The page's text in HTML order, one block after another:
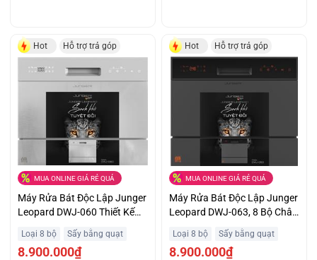
Hot Hỗ trợ trả góp
MUA ONLINE GIÁ RẺ QUÁ
Máy Rửa Bát Độc Lập Junger
Leopard DWJ-060 Thiết Kế
Nhỏ Gọn Tối Ưu Khuyến Mại
Lớn
Loại 8 bộ Sấy bằng quạt
8.900.000₫
Hot Hỗ trợ trả góp
MUA ONLINE GIÁ RẺ QUÁ
Máy Rửa Bát Độc Lập Junger
Leopard DWJ-063, 8 Bộ Châu
Loại 8 bộ Sấy bằng quạt
8.900.000₫